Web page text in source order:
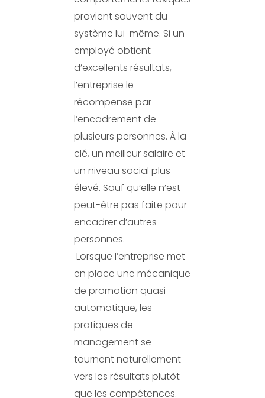
provient souvent du
système lui-même. Si un
employé obtient
d’excellents résultats,
l’entreprise le
récompense par
l’encadrement de
plusieurs personnes. À la
clé, un meilleur salaire et
un niveau social plus
élevé. Sauf qu’elle n’est
peut-être pas faite pour
encadrer d’autres
personnes.
Lorsque l’entreprise met
en place une mécanique
de promotion quasi-
automatique, les
pratiques de
management se
tournent naturellement
vers les résultats plutôt
que les compétences.